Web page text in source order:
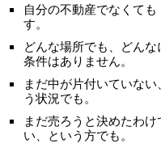
自分の不動産でなくて
す。
どんな場所でも、どん
条件はありません。
まだ中が片付いていな
う状況でも。
まだ売ろうと決めたわ
い、という方でも。